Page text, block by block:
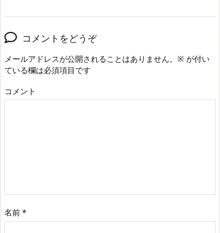
コメントをどうぞ
メールアドレスが公開されることはありません。 ※ が付い
ている欄は必須項目です
コメント
名前*